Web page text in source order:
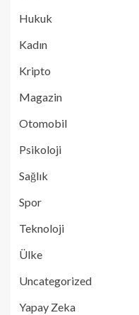
Hukuk
Kadın
Kripto
Magazin
Otomobil
Psikoloji
Sağlık
Spor
Teknoloji
Ülke
Uncategorized
Yapay Zeka